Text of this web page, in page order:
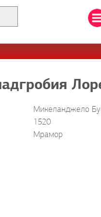
Микеланджело
1520
Мрамор